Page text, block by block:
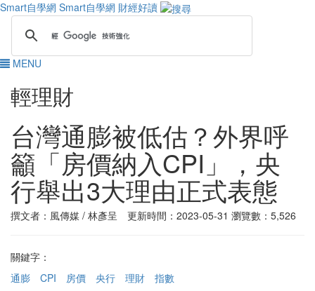
Smart自學網 Smart自學網 財經好讀
MENU
輕理財
台灣通膨被低估？外界呼
籲「房價納入CPI」，央
行舉出3大理由正式表態
撰文者：風傳媒 / 林彥呈 更新時間：2023-05-31 瀏覽數：5,526
關鍵字：
通膨
CPI 房價 央行 理財
指數